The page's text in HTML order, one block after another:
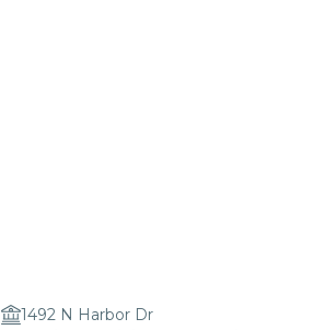
1492 N Harbor Dr